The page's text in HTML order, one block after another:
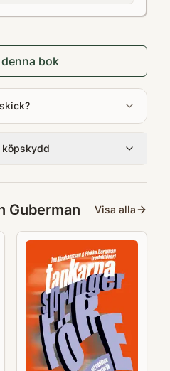
denna bok
köpskydd
Guberman Visa alla